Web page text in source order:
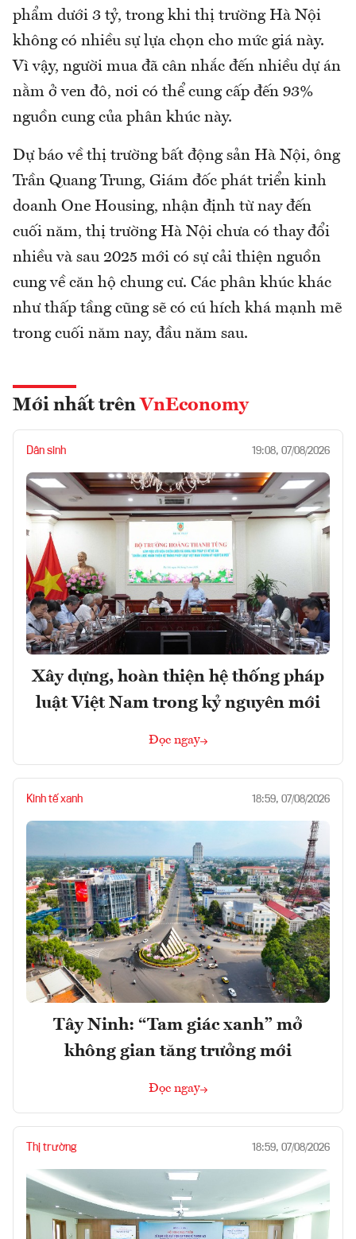
phẩm dưới 3 tỷ, trong khi thị trường Hà Nội
không có nhiều sự lựa chọn cho mức giá này.
Vì vậy, người mua đã cân nhắc đến nhiều dự án
nằm ở ven đô, nơi có thể cung cấp đến 93%
nguồn cung của phân khúc này.
Dự báo về thị trường bất động sản Hà Nội, ông
Trần Quang Trung, Giám đốc phát triển kinh
doanh One Housing, nhận định từ nay đến
cuối năm, thị trường Hà Nội chưa có thay đổi
nhiều và sau 2025 mới có sự cải thiện nguồn
cung về căn hộ chung cư. Các phân khúc khác
như thấp tầng cũng sẽ có cú hích khá mạnh mẽ
trong cuối năm nay, đầu năm sau.
Mới nhất trên VnEconomy
Dân sinh 19:08, 07/08/2026
Xây dựng, hoàn thiện hệ thống pháp
luật Việt Nam trong kỷ nguyên mới
Đọc ngay
Kinh tế xanh 18:59, 07/08/2026
Tây Ninh: “Tam giác xanh” mở
không gian tăng trưởng mới
Đọc ngay
Thị trường 18:59, 07/08/2026